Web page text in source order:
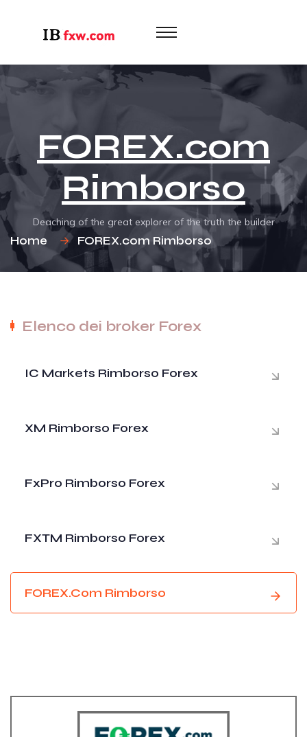
FOREX.com
Rimborso
Deaching of the great explorer of the truth the builder
Home FOREX.com Rimborso
Elenco dei broker Forex
IC Markets Rimborso Forex
XM Rimborso Forex
FxPro Rimborso Forex
FXTM Rimborso Forex
FOREX.com Rimborso